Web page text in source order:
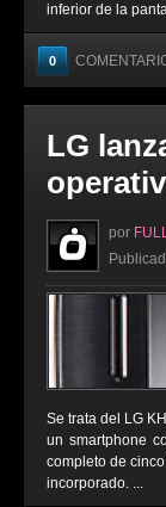
inferior de la
0
LG
por
Se trata del LG
un smartphone
completo de
incorporado. ...